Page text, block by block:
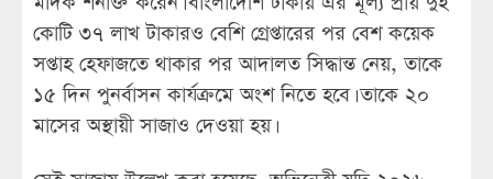
কোটি ৩৭ লাখ টাকারও বেশি গ্রেপ্তারের পর বেশ কয়েক
সপ্তাহ হেফাজতে থাকার পর আদালত সিদ্ধান্ত নেয়, তাকে
১৫ দিন পুনর্বাসন কার্যক্রমে অংশ নিতে হবে। তাকে ২০
মাসের অস্থায়ী সাজাও দেওয়া হয়।